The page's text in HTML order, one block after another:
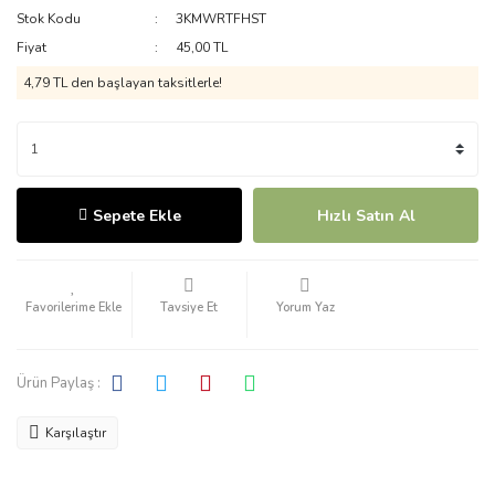
Stok Kodu
3KMWRTFHST
Fiyat
45,00 TL
4,79 TL den başlayan taksitlerle!
Sepete Ekle Hızlı Satın Al
Tavsiye Et Yorum Yaz
Ürün Paylaş :
Karşılaştır